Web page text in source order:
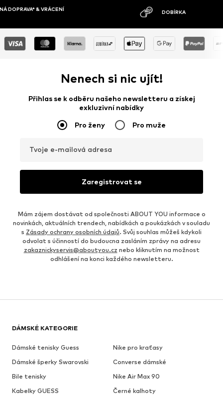
Nenech si nic ujít!
Přihlas se k odběru našeho newsletteru a získej
exkluzivní nabídky
Pro ženy Pro muže
Tvoje e-mailová adresa
Zaregistrovat se
Mám zájem dostávat od společnosti ABOUT YOU informace o
novinkách, aktuálních trendech, nabídkách a poukázkách v souladu
s Zásady ochrany osobních údajů. Svůj souhlas můžeš kdykoli
odvolat s účinností do budoucna zasláním zprávy na adresu
zakaznickyservis@aboutyou.cz nebo kliknutím na možnost
odhlášení na konci každého newsletteru.
DÁMSKÉ KATEGORIE
Dámské tenisky Guess
Nike pro kraťasy
Dámské šperky Swarovski
Converse dámské
Bile tenisky
Nike Air Max 90
Kabelky GUESS
Černé kalhoty